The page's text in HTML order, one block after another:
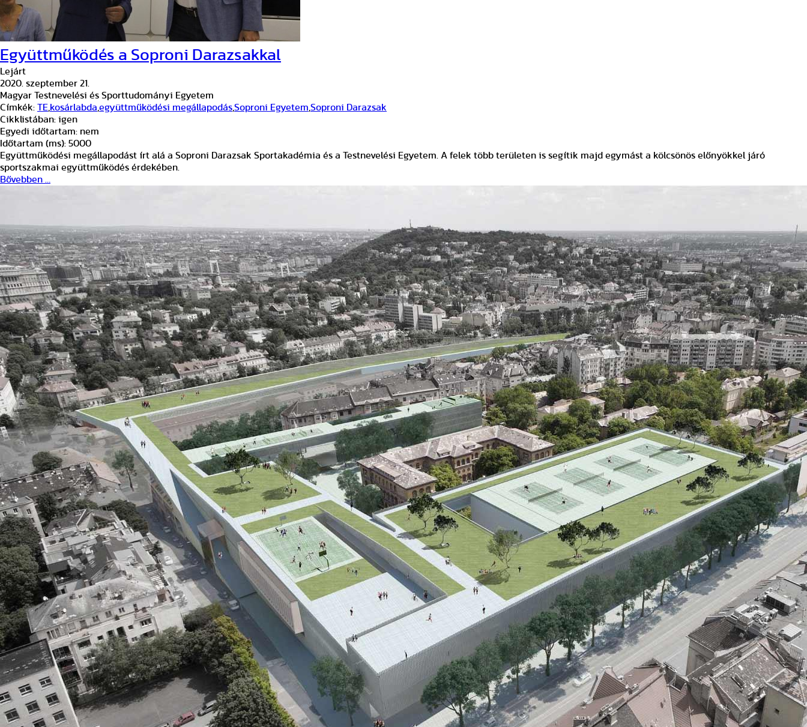
Együttműködés a Soproni Darazsakkal
Lejárt
2020. szeptember 21.
Magyar Testnevelési és Sporttudományi Egyetem
Címkék: TE kosárlabda együttműködési megállapodásSoproni Egyetem Soproni Darazsak
Cikklistában: igen
Egyedi időtartam: nem
Időtartam (ms): 5000
Együttműködési megállapodást írt alá a Soproni Darazsak Sportakadémia és a Testnevelési Egyetem. A felek több területen is segítik majd egymást a kölcsönös előnyökkel járó
sportszakmai együttműködés érdekében.
Bővebben …